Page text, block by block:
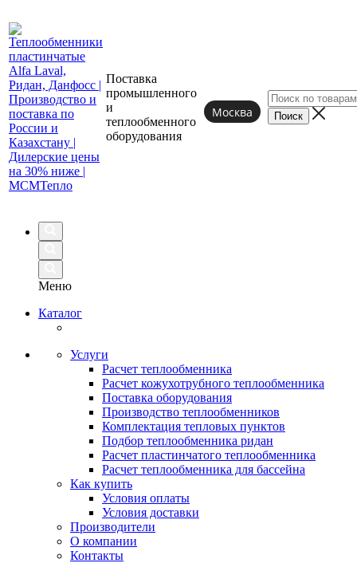
Поставка
промышленного
и
теплообменного
оборудования
Москва
Меню
Каталог
Услуги
Расчет теплообменника
Расчет кожухотрубного теплообменника
Поставка оборудования
Производство теплообменников
Комплектация тепловых пунктов
Подбор теплообменника ридан
Расчет пластинчатого теплообменника
Расчет теплообменника для бассейна
Как купить
Условия оплаты
Условия доставки
Производители
О компании
Контакты